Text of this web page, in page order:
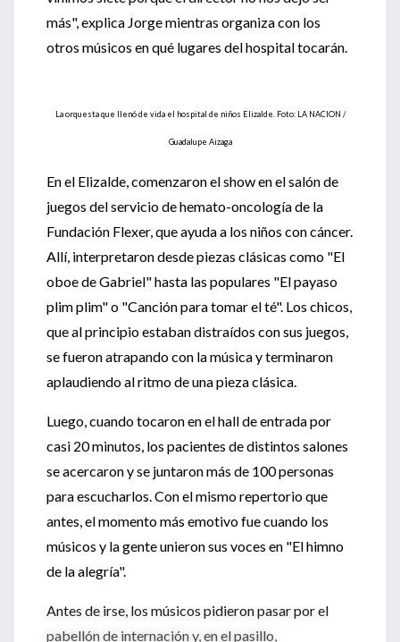
más", explica Jorge mientras organiza con los
otros músicos en qué lugares del hospital tocarán.
La orquesta que llenó de vida el hospital de niños Elizalde. Foto: LA NACION /
Guadalupe Aizaga
En el Elizalde, comenzaron el show en el salón de
juegos del servicio de hemato-oncología de la
Fundación Flexer, que ayuda a los niños con cáncer.
Allí, interpretaron desde piezas clásicas como "El
oboe de Gabriel" hasta las populares "El payaso
plim plim" o "Canción para tomar el té". Los chicos,
que al principio estaban distraídos con sus juegos,
se fueron atrapando con la música y terminaron
aplaudiendo al ritmo de una pieza clásica.
Luego, cuando tocaron en el hall de entrada por
casi 20 minutos, los pacientes de distintos salones
se acercaron y se juntaron más de 100 personas
para escucharlos. Con el mismo repertorio que
antes, el momento más emotivo fue cuando los
músicos y la gente unieron sus voces en "El himno
de la alegría".
Antes de irse, los músicos pidieron pasar por el
pabellón de internación y, en el pasillo,